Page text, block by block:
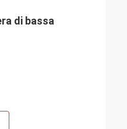
di bassa